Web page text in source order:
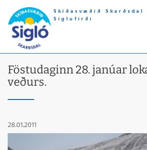
Skíðasvæðið Skarðsdal
Siglufirði
Föstudaginn 28. janúar
veðurs.
28.01.2011